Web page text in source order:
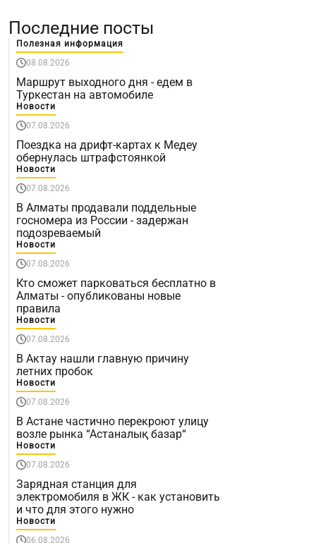
Последние посты
Полезная информация
08.08.2026
Маршрут выходного дня - едем в
Туркестан на автомобиле
Новости
07.08.2026
Поездка на дрифт-картах к Медеу
обернулась штрафстоянкой
Новости
07.08.2026
В Алматы продавали поддельные
госномера из России - задержан
подозреваемый
Новости
07.08.2026
Кто сможет парковаться бесплатно в
Алматы - опубликованы новые
правила
Новости
07.08.2026
В Актау нашли главную причину
летних пробок
Новости
07.08.2026
В Астане частично перекроют улицу
возле рынка “Астаналық базар“
Новости
07.08.2026
Зарядная станция для
электромобиля в ЖК - как установить
и что для этого нужно
Новости
06.08.2026